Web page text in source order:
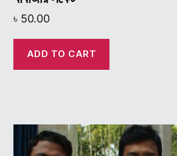
৳ 50.00
ADD TO CART